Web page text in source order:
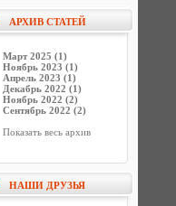
АРХИВ СТАТЕЙ
Март 2025 (1)
Ноябрь 2023 (1)
Апрель 2023 (1)
Декабрь 2022 (1)
Ноябрь 2022 (2)
Сентябрь 2022 (2)
Показать весь архив
НАШИ ДРУЗЬЯ